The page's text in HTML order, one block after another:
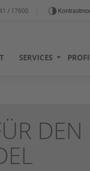
/ 17600
SERVICES